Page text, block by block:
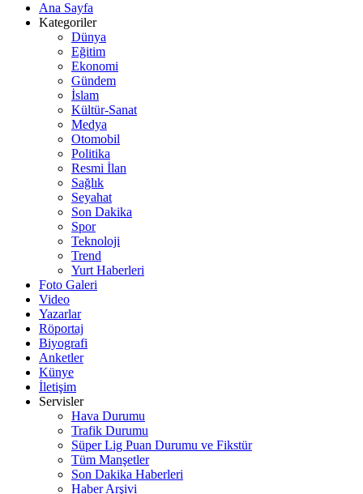
Ana Sayfa
Kategoriler
Dünya
Eğitim
Ekonomi
Gündem
İslam
Kültür-Sanat
Medya
Otomobil
Politika
Resmi İlan
Sağlık
Seyahat
Son Dakika
Spor
Teknoloji
Trend
Yurt Haberleri
Foto Galeri
Video
Yazarlar
Röportaj
Biyografi
Anketler
Künye
İletişim
Servisler
Hava Durumu
Trafik Durumu
Süper Lig Puan Durumu ve Fikstür
Tüm Manşetler
Son Dakika Haberleri
Haber Arşivi